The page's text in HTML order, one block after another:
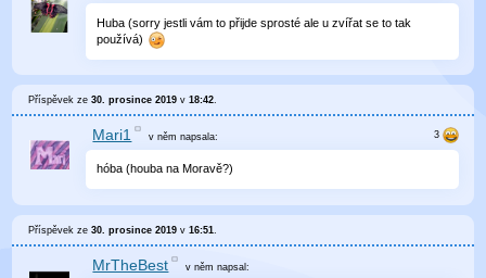
Huba (sorry jestli vám to přijde sprosté ale u zvířat se to tak
používá)
Příspěvek ze30. prosince 2019 v18:42
Mari1 v němnapsala:
hóba (houba na Moravě?)
Příspěvek ze30. prosince 2019 v16:51.
MrTheBest v němnapsal: